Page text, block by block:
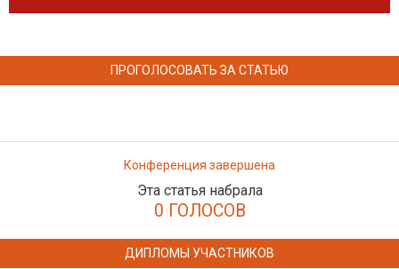
ПРОГОЛОСОВАТЬ ЗА СТАТЬЮ
Конференция завершена
Эта статья набрала
0 ГОЛОСОВ
ДИПЛОМЫ УЧАСТНИКОВ